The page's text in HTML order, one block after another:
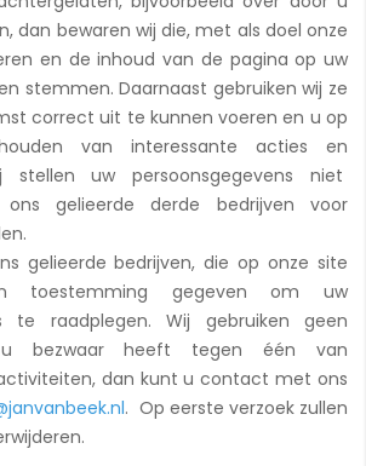
dan bewaren wij die, met als doel onze
en de inhoud van de pagina op uw
stemmen. Daarnaast gebruiken wij ze
correct uit te kunnen voeren en u op
van interessante acties en
stellen uw persoonsgegevens niet
ons gelieerde derde bedrijven voor
gelieerde bedrijven, die op onze site
toestemming gegeven om uw
te raadplegen. Wij gebruiken geen
u bezwaar heeft tegen één van
dan kunt u contact met ons
. Op eerste verzoek zullen